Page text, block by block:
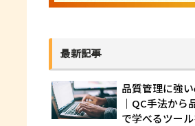
最新記事
品質管理に強
｜QC手法から
で学べるツー